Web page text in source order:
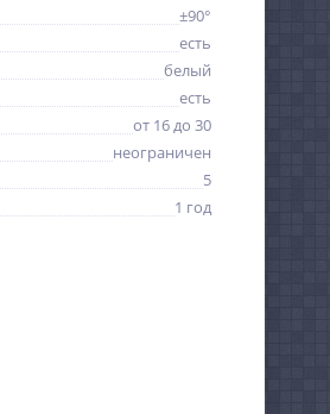
±90°
есть
белый
есть
от 16 до 30
неограничен
5
1 год